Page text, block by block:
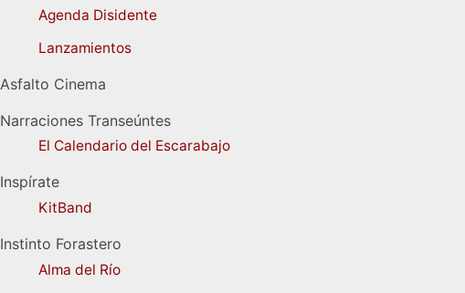
Agenda Disidente
Lanzamientos
Asfalto Cinema
Narraciones Transeúntes
El Calendario del Escarabajo
Inspírate
KitBand
Instinto Forastero
Alma del Río